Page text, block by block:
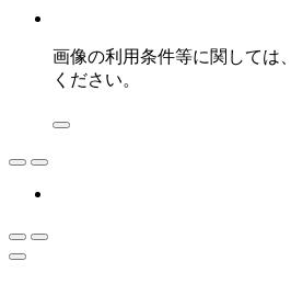
画像の利用条件等に関しては
ください。